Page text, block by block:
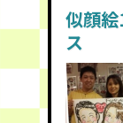
似顔
ス